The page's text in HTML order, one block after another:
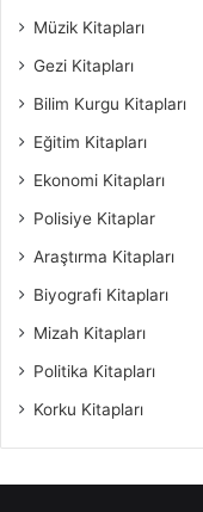
Müzik Kitapları
Gezi Kitapları
Bilim Kurgu Kitapları
Eğitim Kitapları
Ekonomi Kitapları
Polisiye Kitaplar
Araştırma Kitapları
Biyografi Kitapları
Mizah Kitapları
Politika Kitapları
Korku Kitapları